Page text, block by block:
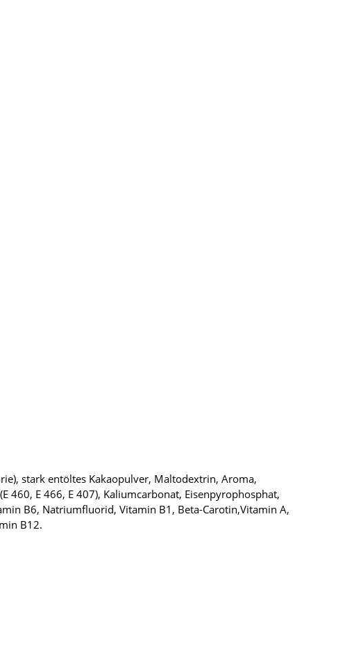
stark entöltes Kakaopulver, Maltodextrin, Aroma,
460, E 466, E 407), Kaliumcarbonat, Eisenpyrophosphat,
B6, Natriumfluorid, Vitamin B1, Beta-Carotin,Vitamin A,
B12.